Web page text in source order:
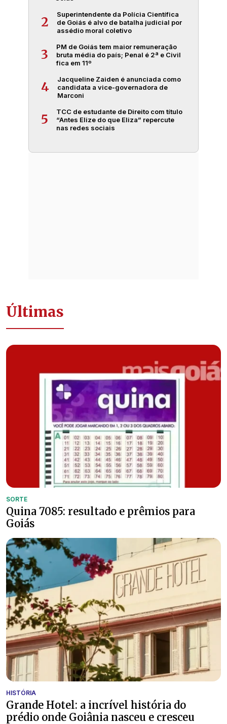
2
Superintendente da Polícia Científica
de Goiás é alvo de batalha judicial por
assédio moral coletivo
3
PM de Goiás tem maior remuneração
bruta média do país; Penal é 2ª e Civil
fica em 11º
4
Jacqueline Zaiden é anunciada como
candidata a vice-governadora de
Marconi
5
TCC de estudante de Direito com título
“Antes Elize do que Eliza” repercute
nas redes sociais
Últimas
SORTE
Quina 7085: resultado e prêmios para
Goiás
HISTÓRIA
Grande Hotel: a incrível história do
prédio onde Goiânia nasceu e cresceu